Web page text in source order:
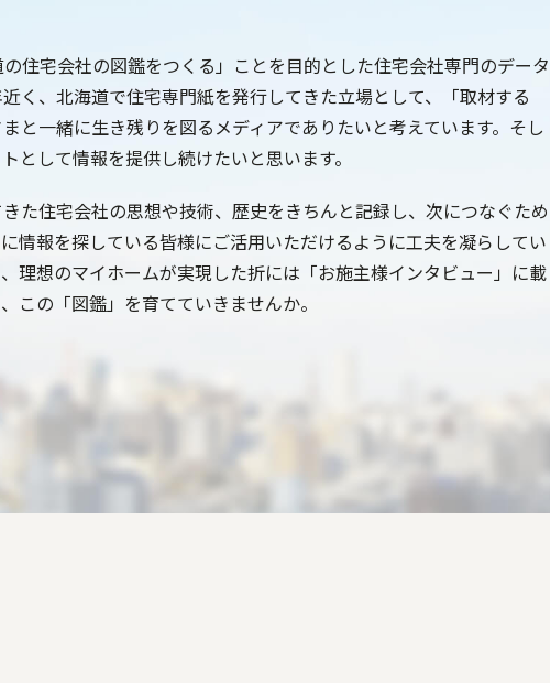
の住宅会社の図鑑をつくる」ことを目的とした住宅会社専門のデータ
く、北海道で住宅専門紙を発行してきた立場として、「取材する
と一緒に生き残りを図るメディアでありたいと考えています。そし
として情報を提供し続けたいと思います。
た住宅会社の思想や技術、歴史をきちんと記録し、次につなぐため
情報を探している皆様にご活用いただけるように工夫を凝らしてい
理想のマイホームが実現した折には「お施主様インタビュー」に載
この「図鑑」を育てていきませんか。